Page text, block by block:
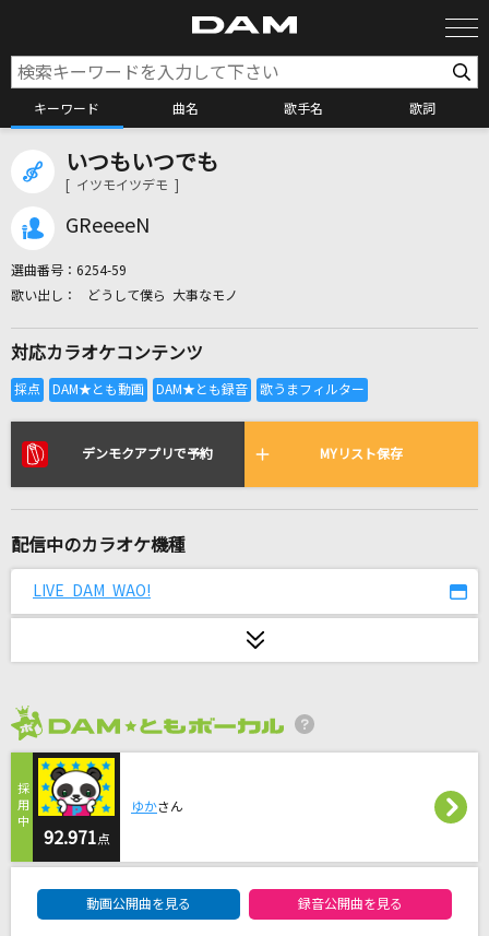
キーワード 曲名 歌手名 歌詞
カラオケ検索
全国りれき
リアルタイムで歌われている曲の一覧
Clattanoia
イヤホン
森口博子
ブラック★ロックシューター
相合傘
いつもいつでも
[ イツモイツデモ ]
GReeeeN
選曲番号： 6254-59
どうして僕ら 大事なモノ
対応カラオケコンテンツ
デンモクアプリで予約 MYリスト保存
配信中のカラオケ機種
LIVE DAM WAO!
92.971 点
ゆかさん
動画公開曲を見る 録音公開曲を見る